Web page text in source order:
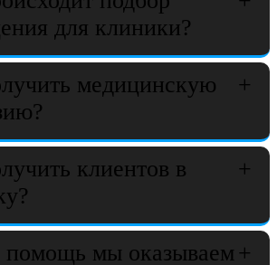
для клиники?
медицинскую
клиентов в
мы оказываем